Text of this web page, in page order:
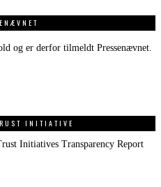
og er derfor tilmeldt Pressenævnet.
INITIATIVE
Initiatives Transparency Report